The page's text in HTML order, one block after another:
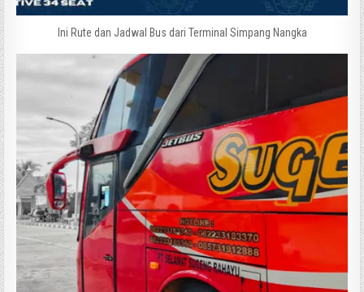
Ini Rute dan Jadwal Bus dari Terminal Simpang Nangka